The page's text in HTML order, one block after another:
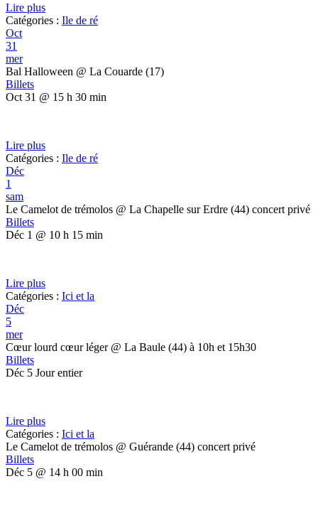
Lire plus
Catégories : Ile de ré
Oct
31
mer
Bal Halloween @ La Couarde (17)
Billets
Oct 31 @ 15 h 30 min
Lire plus
Catégories : Ile de ré
Déc
1
sam
Le Camelot de trémolos @ La Chapelle sur Erdre (44) concert privé
Billets
Déc 1 @ 10 h 15 min
Lire plus
Catégories : Ici et la
Déc
5
mer
Cœur lourd cœur léger @ La Baule (44) à 10h et 15h30
Billets
Déc 5 Jour entier
Lire plus
Catégories : Ici et la
Le Camelot de trémolos @ Guérande (44) concert privé
Billets
Déc 5 @ 14 h 00 min